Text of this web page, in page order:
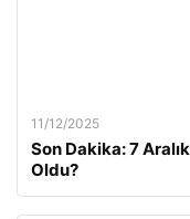
11/12/2025
Son Dakika: 7
Oldu?